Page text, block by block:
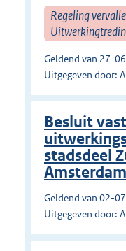
Regeling
Geldend van 27-
Uitgegeven door:
Besluit
stadsdeel
Amsterdam
Geldend van 02-
Uitgegeven door: